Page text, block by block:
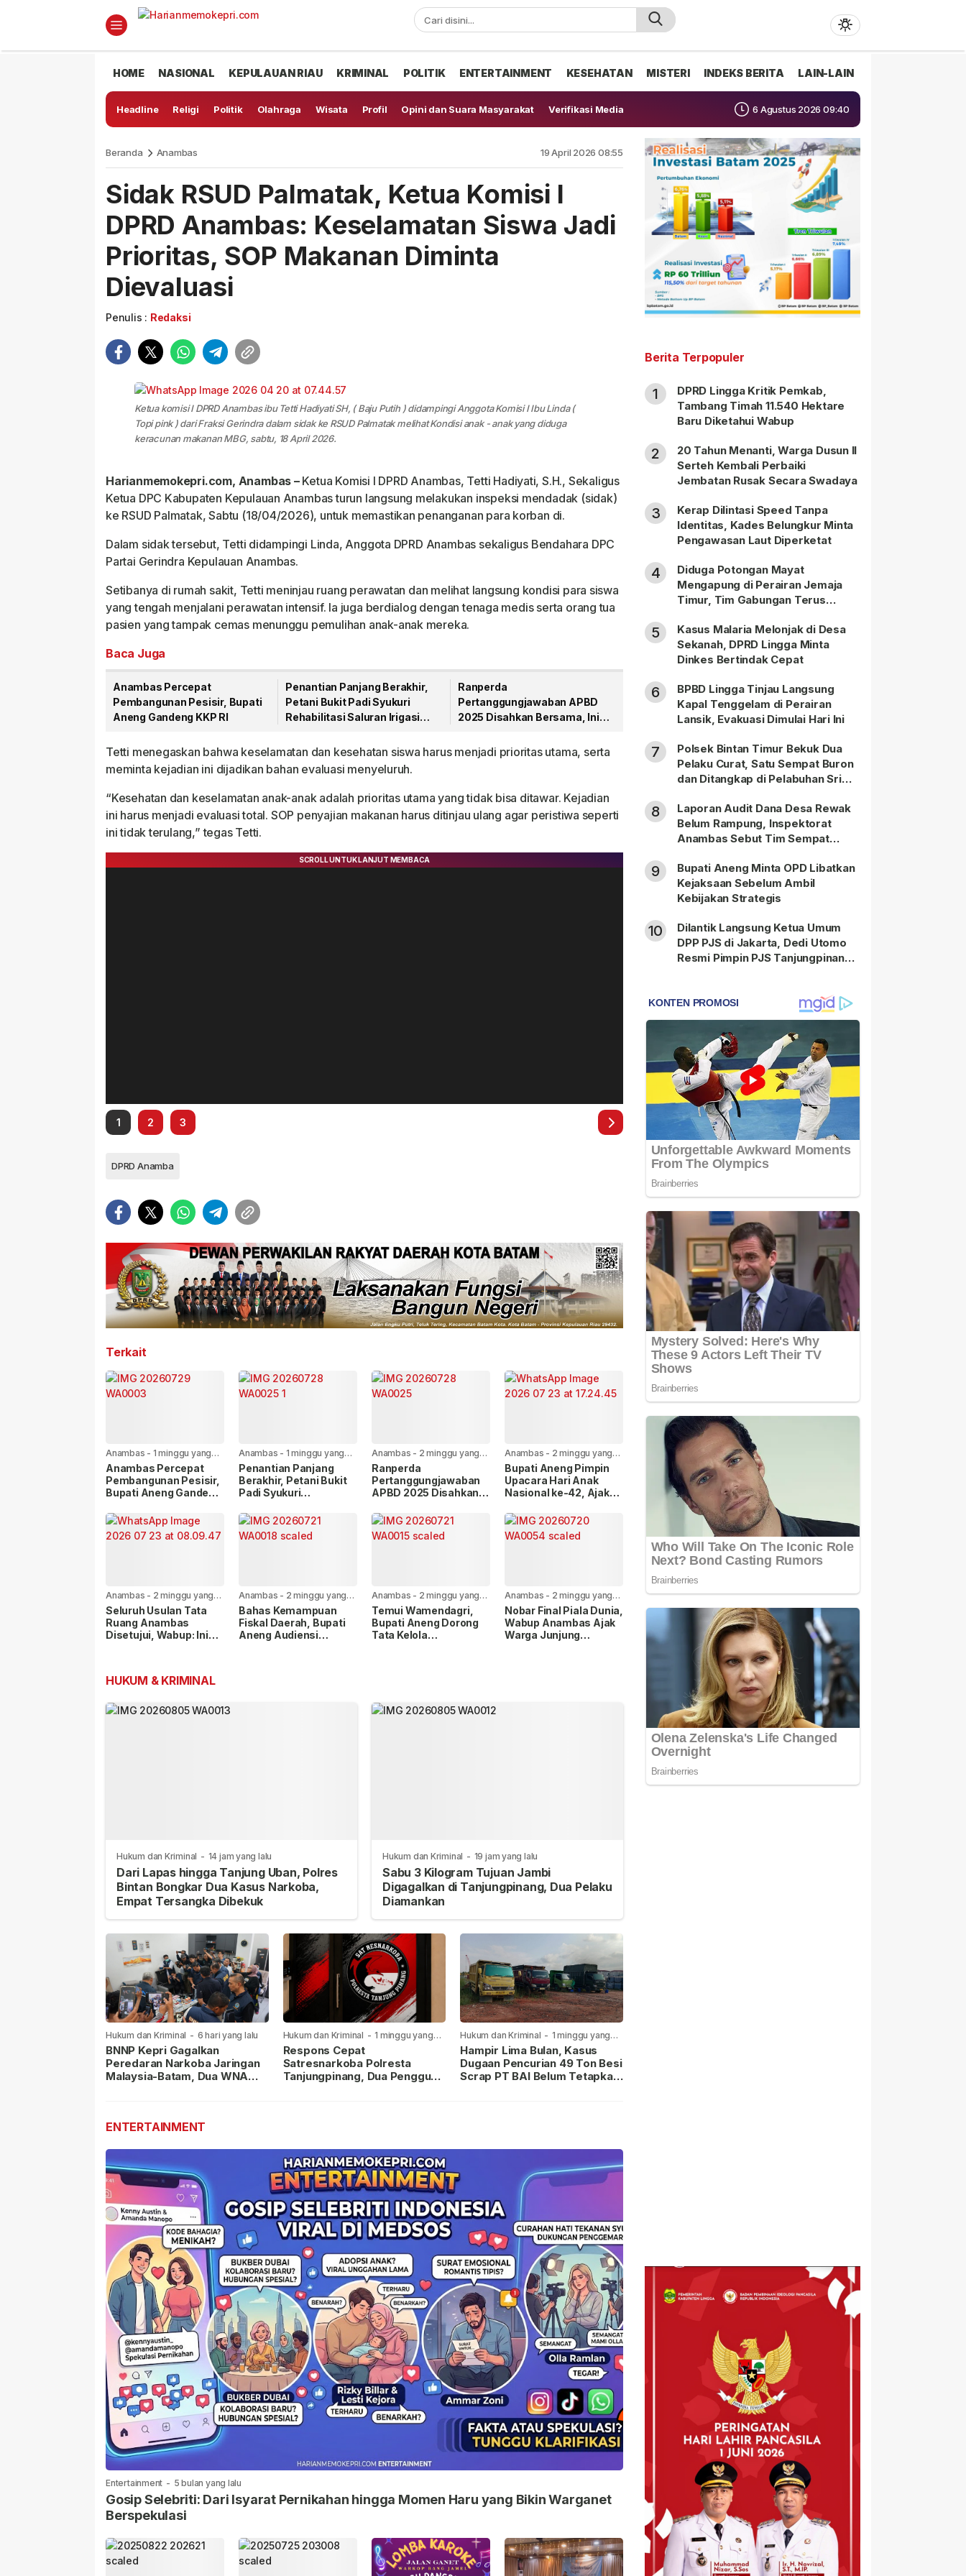
HOME NASIONAL KEPULAUAN RIAU KRIMINAL POLITIK ENTERTAINMENT KESEHATAN MISTERI INDEKS BERITA LAIN-LAIN
Headline Religi Politik Olahraga Wisata Profil Opini dan Suara Masyarakat Verifikasi Media 6 Agustus 2026 09:40
Beranda Anambas 19 April 2026 08:55
Sidak RSUD Palmatak, Ketua Komisi I
DPRD Anambas: Keselamatan Siswa Jadi
Prioritas, SOP Makanan Diminta
Dievaluasi
Penulis : Redaksi
Ketua komisi I DPRD Anambas ibu Tetti Hadiyati SH, ( Baju Putih ) didampingi Anggota Komisi I Ibu Linda (
Topi pink ) dari Fraksi Gerindra dalam sidak ke RSUD Palmatak melihat Kondisi anak - anak yang diduga
keracunan makanan MBG, sabtu, 18 April 2026.
Harianmemokepri.com, Anambas –Ketua Komisi I DPRD Anambas, Tetti Hadiyati, S.H., Sekaligus
Ketua DPC Kabupaten Kepulauan Anambas turun langsung melakukan inspeksi mendadak (sidak)
ke RSUD Palmatak, Sabtu (18/04/2026), untuk memastikan penanganan para korban di.
Dalam sidak tersebut, Tetti didampingi Linda, Anggota DPRD Anambas sekaligus Bendahara DPC
Partai Gerindra Kepulauan Anambas.
Setibanya di rumah sakit, Tetti meninjau ruang perawatan dan melihat langsung kondisi para siswa
yang tengah menjalani perawatan intensif. Ia juga berdialog dengan tenaga medis serta orang tua
pasien yang tampak cemas menunggu pemulihan anak-anak mereka.
Baca Juga
Anambas Percepat
Pembangunan Pesisir, Bupati
Aneng Gandeng KKP RI
Penantian Panjang Berakhir,
Petani Bukit Padi Syukuri
Rehabilitasi Saluran Irigasi
Ranperda
Pertanggungjawaban APBD
2025 Disahkan Bersama, Ini
Tetti menegaskan bahwa keselamatan dan kesehatan siswa harus menjadi prioritas utama, serta
meminta kejadian ini dijadikan bahan evaluasi menyeluruh.
“Kesehatan dan keselamatan anak-anak adalah prioritas utama yang tidak bisa ditawar. Kejadian
ini harus menjadi evaluasi total. SOP penyajian makanan harus ditinjau ulang agar peristiwa seperti
ini tidak terulang,” tegas Tetti.
1 2 3
DPRD Anamba
Terkait
Anambas - 1 minggu yang
lalu
Anambas Percepat
Pembangunan Pesisir,
Bupati Aneng Gandeng
Anambas - 1 minggu yang
lalu
Penantian Panjang
Berakhir, Petani Bukit
Padi Syukuri
Irigasi Mulai Dikerjakan
Anambas - 2 minggu yang
lalu
Ranperda
Pertanggungjawaban
APBD 2025 Disahkan
Bupati Anambas
Anambas - 2 minggu yang
lalu
Bupati Aneng Pimpin
Upacara Hari Anak
Nasional ke-42, Ajak
Ramah Anak
Anambas - 2 minggu yang
lalu
Seluruh Usulan Tata
Ruang Anambas
Disetujui, Wabup: Ini
Anambas - 2 minggu yang
lalu
Bahas Kemampuan
Fiskal Daerah, Bupati
Aneng Audiensi
Anambas - 2 minggu yang
lalu
Temui Wamendagri,
Bupati Aneng Dorong
Tata Kelola
Anambas - 2 minggu yang
lalu
Nobar Final Piala Dunia,
Wabup Anambas Ajak
Warga Junjung
HUKUM & KRIMINAL
Hukum dan Kriminal - 14 jam yang lalu
Dari Lapas hingga Tanjung Uban, Polres
Bintan Bongkar Dua Kasus Narkoba,
Empat Tersangka Dibekuk
Hukum dan Kriminal - 19 jam yang lalu
Sabu 3 Kilogram Tujuan Jambi
Digagalkan di Tanjungpinang, Dua Pelaku
Diamankan
Hukum dan Kriminal - 6 hari yang lalu
BNNP Kepri Gagalkan
Peredaran Narkoba Jaringan
Malaysia-Batam, Dua WNA
Hukum dan Kriminal - 1 minggu yang
lalu
Respons Cepat
Satresnarkoba Polresta
Tanjungpinang, Dua Pengguna
Hukum dan Kriminal - 1 minggu yang
lalu
Hampir Lima Bulan, Kasus
Dugaan Pencurian 49 Ton Besi
Scrap PT BAI Belum Tetapkan
ENTERTAINMENT
Entertainment - 5 bulan yang lalu
Gosip Selebriti: Dari Isyarat Pernikahan hingga Momen Haru yang Bikin Warganet
Berspekulasi
Berita Terpopuler
1
DPRD Lingga Kritik Pemkab,
Tambang Timah 11.540 Hektare
Baru Diketahui Wabup
2
20 Tahun Menanti, Warga Dusun II
Serteh Kembali Perbaiki
Jembatan Rusak Secara Swadaya
3
Kerap Dilintasi Speed Tanpa
Identitas, Kades Belungkur Minta
Pengawasan Laut Diperketat
4
Diduga Potongan Mayat
Mengapung di Perairan Jemaja
Timur, Tim Gabungan Terus
5
Kasus Malaria Melonjak di Desa
Sekanah, DPRD Lingga Minta
Dinkes Bertindak Cepat
6
BPBD Lingga Tinjau Langsung
Kapal Tenggelam di Perairan
Lansik, Evakuasi Dimulai Hari Ini
7
Polsek Bintan Timur Bekuk Dua
Pelaku Curat, Satu Sempat Buron
dan Ditangkap di Pelabuhan Sri
8
Laporan Audit Dana Desa Rewak
Belum Rampung, Inspektorat
Anambas Sebut Tim Sempat
9
Bupati Aneng Minta OPD Libatkan
Kejaksaan Sebelum Ambil
Kebijakan Strategis
10
Dilantik Langsung Ketua Umum
DPP PJS di Jakarta, Dedi Utomo
Resmi Pimpin PJS Tanjungpinang-